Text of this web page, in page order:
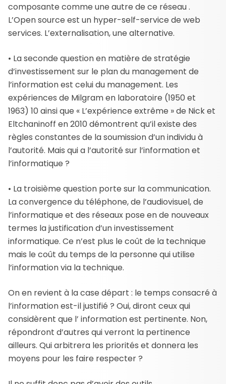
composante comme une autre de ce réseau .
L’Open source est un hyper-self-service de web
services. L’externalisation, une alternative.
• La seconde question en matière de stratégie
d’investissement sur le plan du management de
l’information est celui du management. Les
expériences de Milgram en laboratoire (1950 et
1963) 10 ainsi que « L’expérience extrême » de Nick et
Eltchaninoff en 2010 démontrent qu’il existe des
règles constantes de la soumission d’un individu à
l’autorité. Mais qui a l’autorité sur l’information et
l’informatique ?
• La troisième question porte sur la communication.
La convergence du téléphone, de l’audiovisuel, de
l’informatique et des réseaux pose en de nouveaux
termes la justification d’un investissement
informatique. Ce n’est plus le coût de la technique
mais le coût du temps de la personne qui utilise
l’information via la technique.
On en revient à la case départ : le temps consacré à
l’information est-il justifié ? Oui, diront ceux qui
considèrent que l’ information est pertinente. Non,
répondront d’autres qui verront la pertinence
ailleurs. Qui arbitrera les priorités et donnera les
moyens pour les faire respecter ?